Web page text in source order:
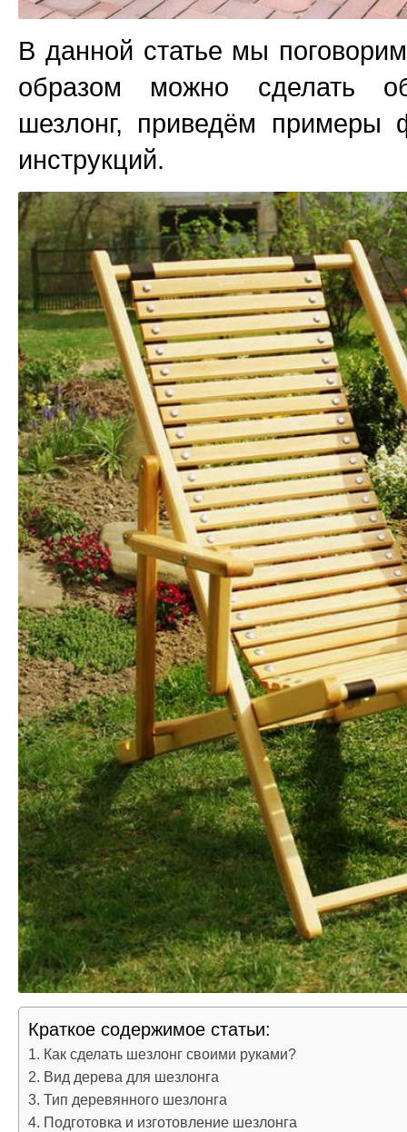
В данной статье мы
образом можно сделать
шезлонг, приведём примеры
инструкций.
Краткое содержимое статьи:
Как сделать шезлонг своими руками?
Вид дерева для шезлонга
Тип деревянного шезлонга
Подготовка и изготовление шезлонга